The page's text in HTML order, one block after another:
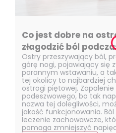
Co jest dobre na
złagodzić ból
Ostry przeszywający ból,
górę nogi, pojawiający się
porannym wstawaniu, a
tej okolicy to najbardziej
ostrogi piętowej.
podeszwowego, bo tak
nazwa tej dolegliwości,
jakość funkcjonowania.
leczenie zachowawcze,
pomaga zmniejszyć